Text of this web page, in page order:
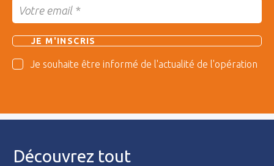
Je souhaite être informé de l'actualité de l'opération
Découvrez tout